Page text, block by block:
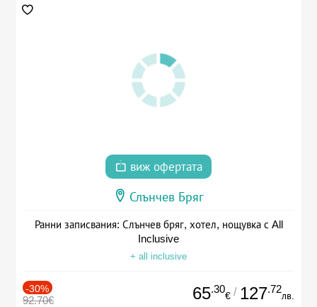
виж офертата
Слънчев Бряг
Ранни записвания: Слънчев бряг, хотел, нощувка с All
Inclusive
+ all inclusive
-30%
92.70€ 65.30
€ / 127.72
лв.